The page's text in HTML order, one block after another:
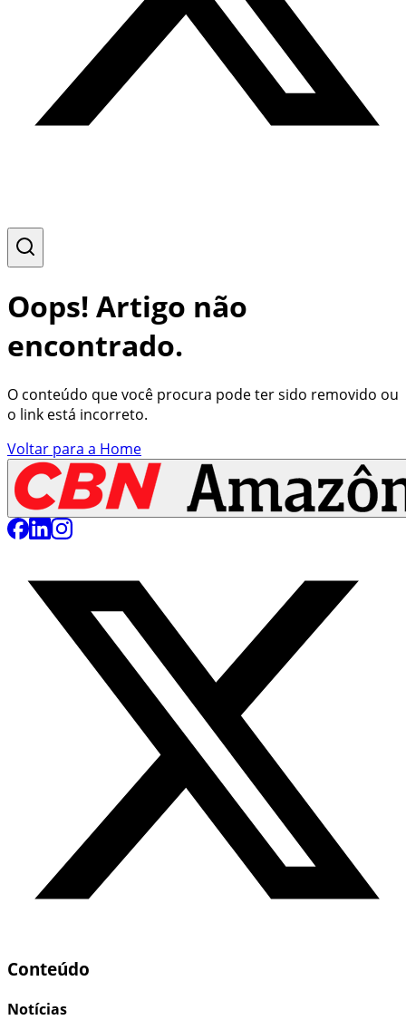
Oops! Artigo não
encontrado.
O conteúdo que você procura pode ter sido removido ou
o link está incorreto.
Voltar para a Home
Conteúdo
Notícias